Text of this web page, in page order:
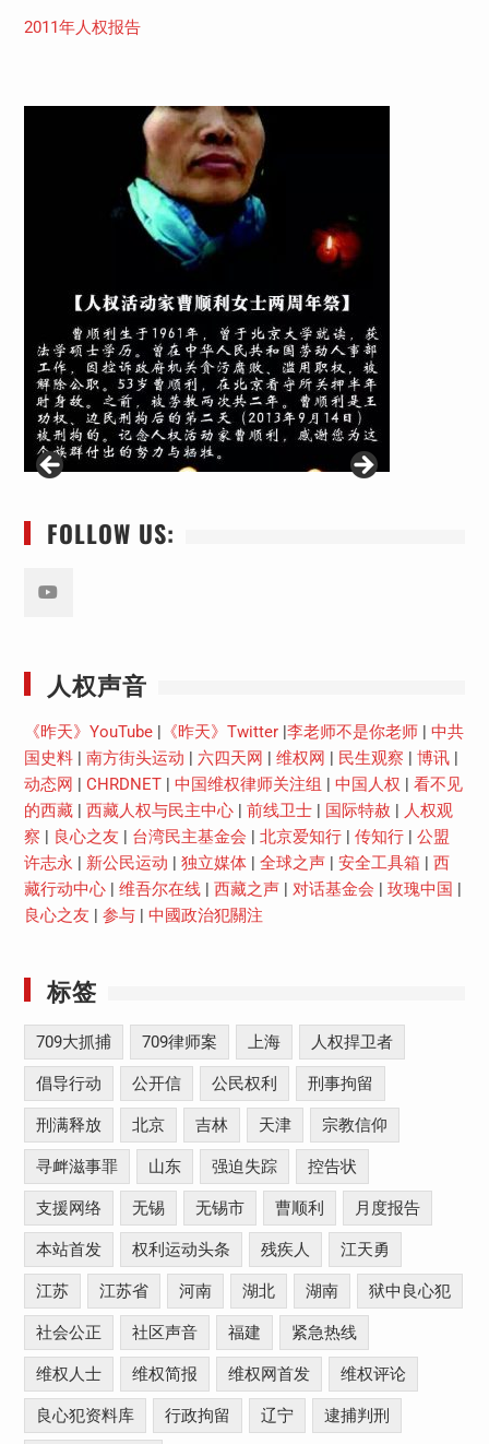
2011年人权报告
FOLLOW US:
人权声音
《昨天》YouTube| 《昨天》Twitter| 李老师不是你老师| 中共
国史料| 南方街头运动 六四天网 维权网 民生观察 博讯|
动态网
CHRDNET| 中国维权律师关注组 中国人权
看不见
的西藏| 西藏人权与民主中心| 前线卫士| 国际特赦
人权观
察
良心之友 台湾民主基金会 北京爱知行| 传知行| 公盟
许志永
新公民运动 独立媒体| 全球之声| 安全工具箱
西
藏行动中心| 维吾尔在线| 西藏之声| 对话基金会 玫瑰中国
良心之友
参与| 中國政治犯關注
标签
709大抓捕 709律师案 上海 人权捍卫者
倡导行动 公开信 公民权利 刑事拘留
刑满释放 北京 吉林 天津 宗教信仰
寻衅滋事罪 山东 强迫失踪 控告状
支援网络 无锡 无锡市 曹顺利 月度报告
本站首发 权利运动头条 残疾人 江天勇
江苏 江苏省 河南 湖北 湖南 狱中良心犯
社会公正 社区声音 福建 紧急热线
维权人士 维权简报 维权网首发 维权评论
良心犯资料库 行政拘留 辽宁 逮捕判刑